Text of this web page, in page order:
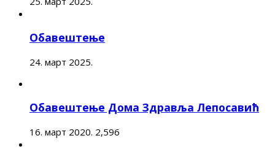
Обавештење
24. март 2025.
Обавештење Дома Здравља Лепосавић
16. март 2020. 2,596